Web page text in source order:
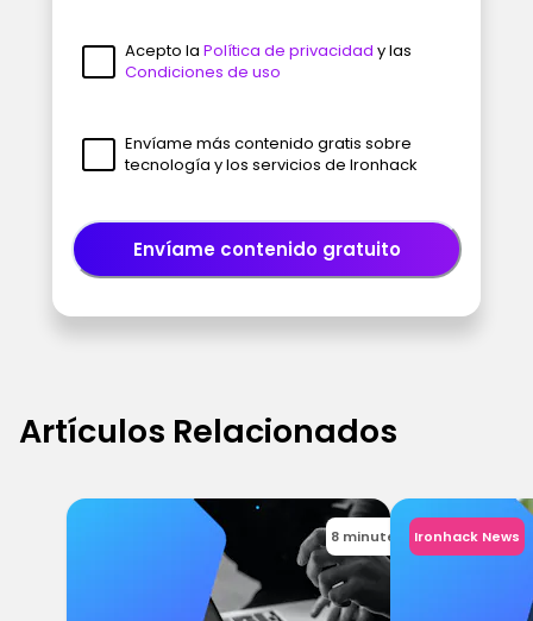
Acepto la Política de privacidad y las
Condiciones de uso
Envíame más contenido gratis sobre
tecnología y los servicios de Ironhack
Envíame contenido gratuito
Artículos Relacionados
8 minutes Ironhack News